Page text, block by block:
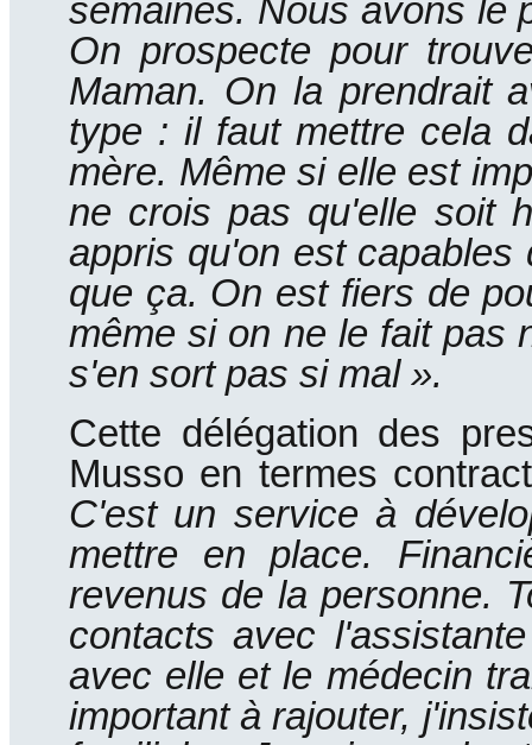
semaines. Nous avons le
On prospecte pour
Maman. On la prendrait
type : il faut mettre cela
mère. Même si elle est
ne crois pas qu'elle soit
appris qu'on est
que ça. On est fiers de
même si on ne le fait pas
s'en sort pas si mal ».
Cette délégation des
Musso en termes
C'est un service à
mettre en place.
revenus de la personne.
contacts avec
avec elle et le médecin
important à rajouter,